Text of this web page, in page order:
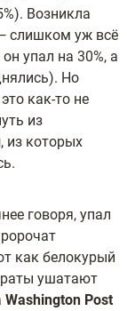
Возникла
слишком уж всё
упал на 30%, а
Но
как-то не
из
, из которых
говоря, упал
как белокурый
ушатают
Washington Post